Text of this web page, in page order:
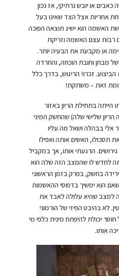
או יובש נרתיקי, אז נכון
אחריות אצל הצד שאינו בעל
האשמה הוא ישיג תוצאה הפוכה
רבות עצם האשמה וזריקת
או מקבעת את הבעיה יותר.
מבחן וחובת הוכחה, והחרדה
זכרו! הריגוש, בדרך כלל
זאת – משתקת!
בתחילת הריון באזור
הריון שלישי שלה) שהחשק המיני
בבהלה ושאל מה עליו
תסכולו, האשים אותה ואפילו
הרגעתי אותו, אך במקביל
לחדש לו שהמצב הזה שלה הוא
בחשק, בפרק בזמן הראשוני
שאם הוא ימשיך בדפוסי ההאשמות
למצב שהיא עלולה לאבד את
לא בהיבט הפיזי של הורמוני
יכולת להיפתח מינית כלפי מי
אותו.